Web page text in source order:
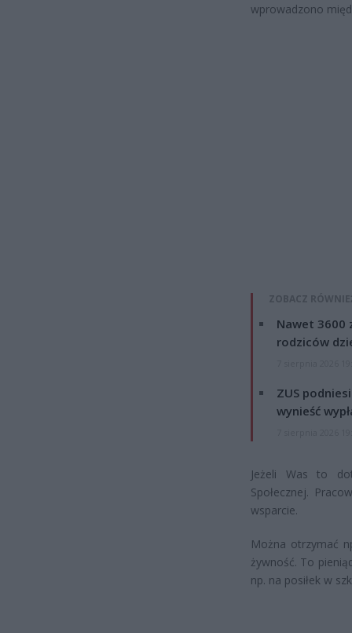
wprowadzono
ZOBACZ
Nawet 3600
rodziców
ZUS
wynieść
Jeżeli Was to
Społecznej.
wsparcie.
Można otrzymać
żywność. To
np. na posiłek w